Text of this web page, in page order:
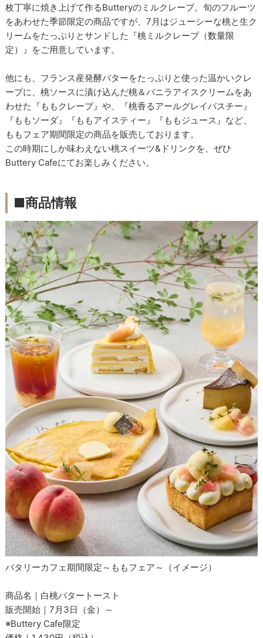
枚丁寧に焼き上げて作るButteryのミルクレープ。旬のフルーツ
をあわせた季節限定の商品ですが、7月はジューシーな桃と生ク
リームをたっぷりとサンドした『桃ミルクレープ（数量限
定）』をご用意しています。
他にも、フランス産発酵バターをたっぷりと使った温かいクレ
ープに、桃ソースに漬け込んだ桃＆バニラアイスクリームをあ
わせた『ももクレープ』や、『桃香るアールグレイバスチー』
『ももソーダ』『ももアイスティー』『ももジュース』など、
ももフェア期間限定の商品を販売しております。
この時期にしか味わえない桃スイーツ&ドリンクを、ぜひ
Buttery Cafeにてお楽しみください。
■商品情報
バタリーカフェ期間限定～ももフェア～（イメージ）
商品名｜白桃バタートースト
販売開始｜7月3日（金）～
※Buttery Cafe限定